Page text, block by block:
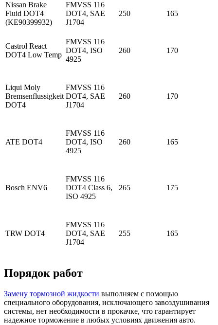
Nissan Brake
Fluid DOT4
(KE90399932)
FMVSS 116
DOT4, SAE
J1704
250 165
Castrol React
DOT4 Low Temp
FMVSS 116
DOT4, ISO
4925
260 170
Liqui Moly
Bremsenflussigkeit
DOT4
FMVSS 116
DOT4, SAE
J1704
260 170
ATE DOT4
FMVSS 116
DOT4, ISO
4925
260 165
Bosch ENV6
FMVSS 116
DOT4 Class 6,
ISO 4925
265 175
TRW DOT4
FMVSS 116
DOT4, SAE
J1704
255 165
Порядок работ
Замену тормозной жидкости выполняем с помощью
специального оборудования, исключающего завоздушивания
системы, нет необходимости в прокачке, что гарантирует
надежное торможение в любых условиях движения авто.